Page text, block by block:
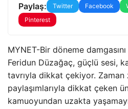
Paylaş: Twitter Facebook
Pinterest
MYNET-Bir döneme
Feridun Düzağaç, güçlü sesi,
tavrıyla dikkat çekiyor. Zaman
paylaşımlarıyla dikkat çeken
kamuoyundan uzakta